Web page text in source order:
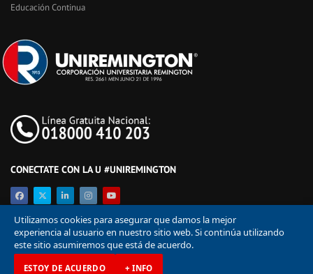
Educación Continua
CONECTATE CON LA U #UNIREMINGTON
Utilizamos cookies para asegurar que damos la mejor
experiencia al usuario en nuestro sitio web. Si continúa utilizando
este sitio asumiremos que está de acuerdo.
ESTOY DE ACUERDO + INFO